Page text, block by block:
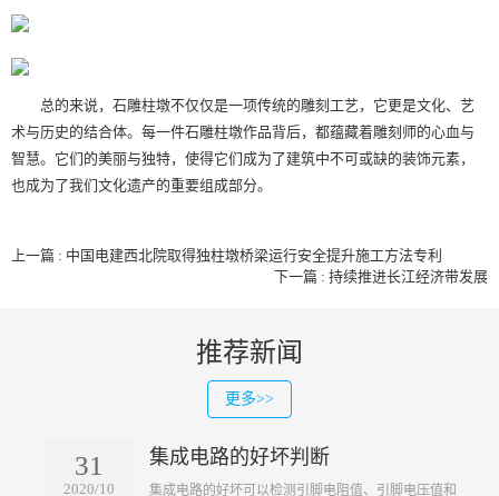
总的来说，石雕柱墩不仅仅是一项传统的雕刻工艺，它更是文化、艺
术与历史的结合体。每一件石雕柱墩作品背后，都蕴藏着雕刻师的心血与
智慧。它们的美丽与独特，使得它们成为了建筑中不可或缺的装饰元素，
也成为了我们文化遗产的重要组成部分。
上一篇 : 中国电建西北院取得独柱墩桥梁运行安全提升施工方法专利
下一篇 : 持续推进长江经济带发展
推荐新闻
更多>>
31
2020/10
集成电路的好坏判断
​集成电路的好坏可以检测引脚电阻值、引脚电压值和